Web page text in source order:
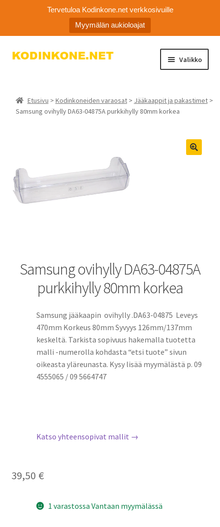
Tervetuloa Kodinkone.net verkkosivuille
Myymälän aukioloajat
Siirry
Siirry
Valikko
tason
Ota yhteyttä
Etusivu > Kodinkoneiden varaosat> Jääkaappit ja pakastimet>
Samsung ovihylly DA63-04875A purkkihylly 80mm korkea
Samsung ovihylly DA63-04875A
purkkihylly 80mm korkea
Samsung jääkaapin ovihylly .DA63-04875 Leveys
470mm Korkeus 80mm Syvyys 126mm/137mm
keskeltä. Tarkista sopivuus hakemalla tuotetta
malli -numerolla kohdasta “etsi tuote” sivun
oikeasta yläreunasta. Kysy lisää myymälästä p. 09
4555065 / 09 5664747
Katso yhteensopivat mallit →
39,50 €
1 varastossa Vantaan myymälässä